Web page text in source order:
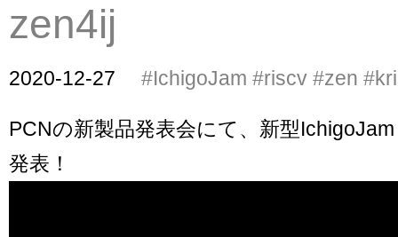
zen4ij
2020-12-27 #IchigoJam #riscv #zen
PCNの新製品発表会にて、新型
発表！